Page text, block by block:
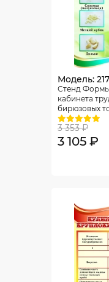
Модель:
Стенд
кабинета
бирюзовых
3 353 ₽
3 105 ₽